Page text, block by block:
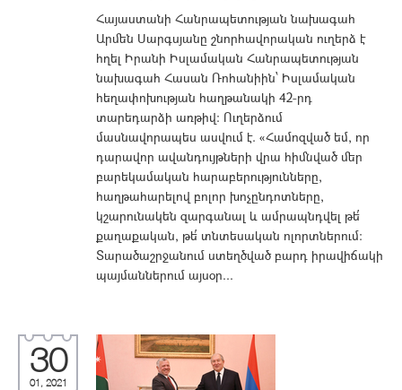
Հայաստանի Հանրապետության նախագահ
Արմեն Սարգսյանը շնորհավորական ուղերձ է
հղել Իրանի Իսլամական Հանրապետության
նախագահ Հասան Ռոհանիին՝ Իսլամական
հեղափոխության հաղթանակի 42-րդ
տարեդարձի առթիվ: Ուղերձում
մասնավորապես ասվում է. «Համոզված եմ, որ
դարավոր ավանդույթների վրա հիմնված մեր
բարեկամական հարաբերությունները,
հաղթահարելով բոլոր խոչընդոտները,
կշարունակեն զարգանալ և ամրապնդվել թե՛
քաղաքական, թե՛ տնտեսական ոլորտներում:
Տարածաշրջանում ստեղծված բարդ իրավիճակի
պայմաններում այսօր...
30
01, 2021